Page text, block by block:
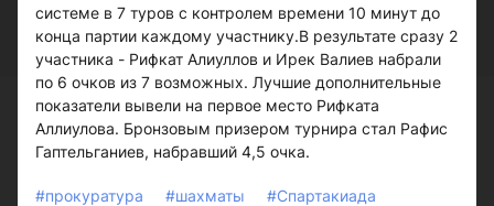
системе в 7 туров с контролем времени 10 минут до
конца партии каждому участнику.В результате сразу 2
участника - Рифкат Алиуллов и Ирек Валиев набрали
по 6 очков из 7 возможных. Лучшие дополнительные
показатели вывели на первое место Рифката
Аллиулова. Бронзовым призером турнира стал Рафис
Гаптельганиев, набравший 4,5 очка.
#прокуратура #шахматы #Спартакиада